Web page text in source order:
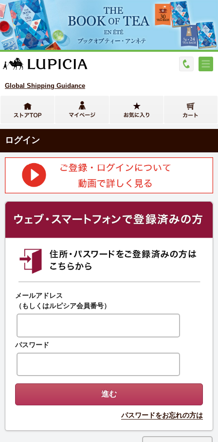
Global Shipping Guidance
ログイン
メールアドレス
（もしくはルピシア会員番号）
パスワード
パスワードをお忘れの方は